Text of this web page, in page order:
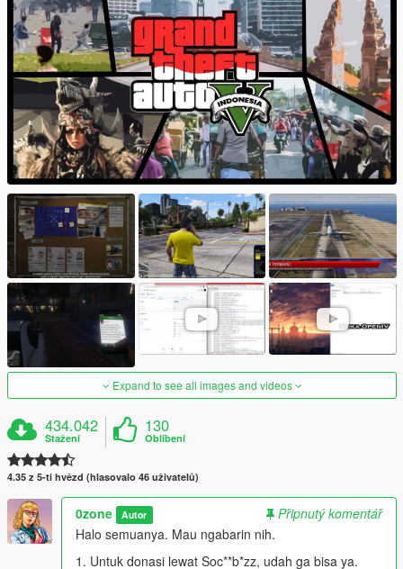
Expand to see all images and videos
434.042
Stažení
130
Oblíbení
4.35 z 5-ti hvězd (hlasovalo 46 uživatelů)
0zone Autor
Připnutý komentář
Halo semuanya. Mau ngabarin nih.
1. Untuk donasi lewat Soc**b*zz, udah ga bisa ya.